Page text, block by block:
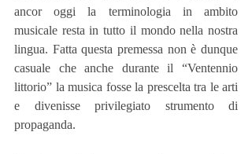
ancor oggi la terminologia in ambito
musicale resta in tutto il mondo nella nostra
lingua. Fatta questa premessa non è dunque
casuale che anche durante il “Ventennio
littorio” la musica fosse la prescelta tra le arti
e divenisse privilegiato strumento di
propaganda.